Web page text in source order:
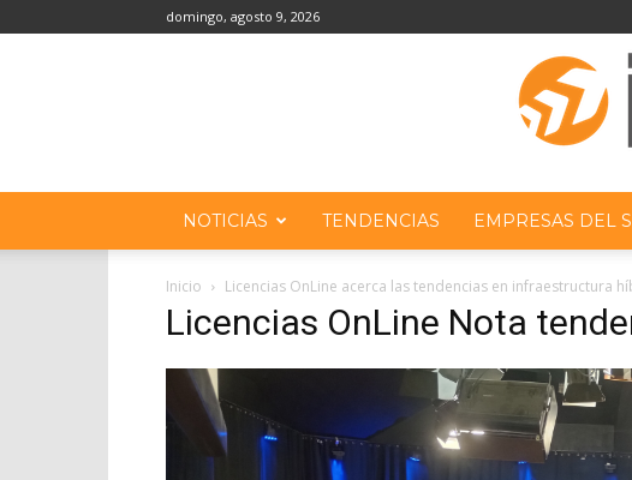
domingo, agosto 9, 2026
NOTICIAS TENDENCIAS EMPRESAS DEL
Inicio Licencias OnLine acerca las tendencias en infraestructura
Licencias OnLine Nota